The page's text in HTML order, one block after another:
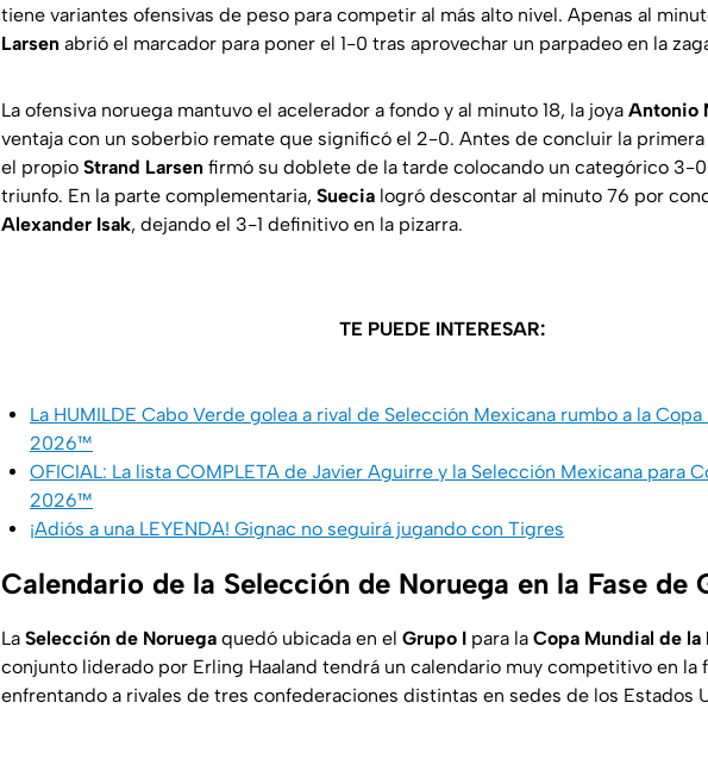
tiene variantes ofensivas de peso para competir al más alto nivel. Apenas al
Larsen abrió el marcador para poner el 1-0 tras aprovechar un parpadeo en la
La ofensiva noruega mantuvo el acelerador a fondo y al minuto 18, la joya Antonio
ventaja con un soberbio remate que significó el 2-0. Antes de concluir la
el propio Strand Larsen firmó su doblete de la tarde colocando un categórico 3-
triunfo. En la parte complementaria, Suecia logró descontar al minuto 76 por
Alexander Isak, dejando el 3-1 definitivo en la pizarra.
TE PUEDE INTERESAR:
La HUMILDE Cabo Verde golea a rival de Selección Mexicana rumbo a la
2026™
OFICIAL: La lista COMPLETA de Javier Aguirre y la Selección Mexicana para
2026™
¡Adiós a una LEYENDA! Gignac no seguirá jugando con Tigres
Calendario de la Selección de Noruega en la Fase de
La Selección de Noruega quedó ubicada en el Grupo I para la Copa Mundial de
conjunto liderado por Erling Haaland tendrá un calendario muy competitivo en la
enfrentando a rivales de tres confederaciones distintas en sedes de los Estados